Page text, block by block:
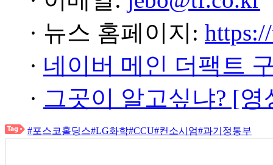
· 뉴스 홈페이지:
· 네이버 메인 더팩트
· 그곳이 알고싶냐? [
#포스코홀딩스#LG화학#CCU#컨소시엄#과기정통부